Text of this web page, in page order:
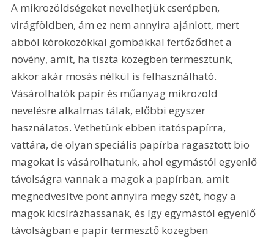
A mikrozöldségeket nevelhetjük cserépben,
virágföldben, ám ez nem annyira ajánlott, mert
abból kórokozókkal gombákkal fertőződhet a
növény, amit, ha tiszta közegben termesztünk,
akkor akár mosás nélkül is felhasználható.
Vásárolhatók papír és műanyag mikrozöld
nevelésre alkalmas tálak, előbbi egyszer
használatos. Vethetünk ebben itatóspapírra,
vattára, de olyan speciális papírba ragasztott bio
magokat is vásárolhatunk, ahol egymástól egyenlő
távolságra vannak a magok a papírban, amit
megnedvesítve pont annyira megy szét, hogy a
magok kicsírázhassanak, és így egymástól egyenlő
távolságban e papír termesztő közegben